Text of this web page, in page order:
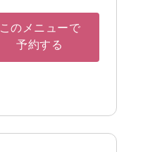
このメニューで
予約する